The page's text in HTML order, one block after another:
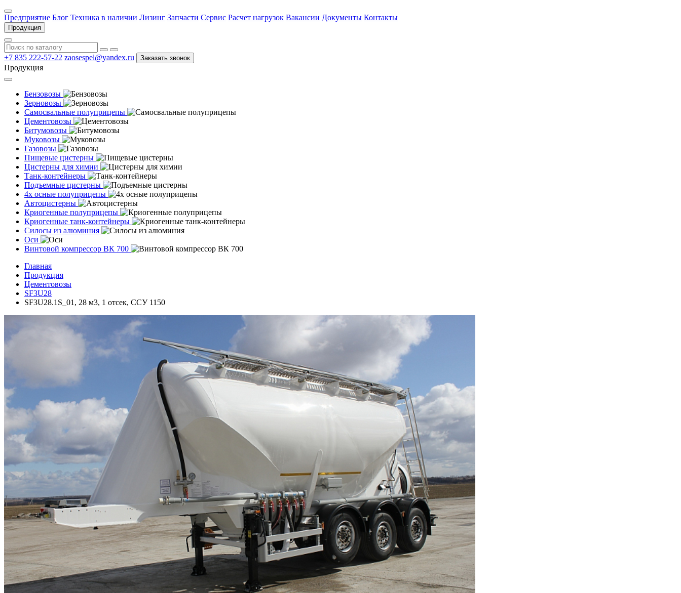
Предприятие Блог Техника в наличии Лизинг Запчасти Сервис Расчет нагрузок Вакансии Документы Контакты
Продукция
+7 835 222-57-22 zaosespel@yandex.ru Заказать звонок
Продукция
Бензовозы
Зерновозы
Самосвальные полуприцепы
Цементовозы
Битумовозы
Муковозы
Газовозы
Пищевые цистерны
Цистерны для химии
Танк-контейнеры
Подъемные цистерны
4х осные полуприцепы
Автоцистерны
Криогенные полуприцепы
Криогенные танк-контейнеры
Силосы из алюминия
Оси
Винтовой компрессор ВК 700
Главная
Продукция
Цементовозы
SF3U28
SF3U28.1S_01, 28 м3, 1 отсек, ССУ 1150